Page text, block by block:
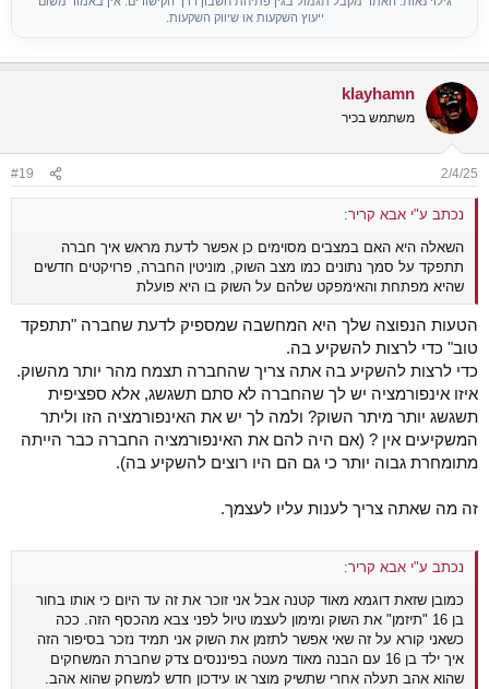
ייעוץ השקעות או שיווק השקעות.
klayhamn
משתמש בכיר
2/4/25
#19
נכתב ע"י אבא קריר:
השאלה היא האם במצבים מסוימים כן אפשר לדעת מראש איך חברה
תתפקד על סמך נתונים כמו מצב השוק, מוניטין החברה, פרויקטים חדשים
שהיא מפתחת והאימפקט שלהם על השוק בו היא פועלת
הטעות הנפוצה שלך היא המחשבה שמספיק לדעת שחברה "תתפקד
טוב" כדי לרצות להשקיע בה.
כדי לרצות להשקיע בה אתה צריך שהחברה תצמח מהר יותר מהשוק.
איזו אינפורמציה יש לך שהחברה לא סתם תשגשג, אלא ספציפית
תשגשג יותר מיתר השוק? ולמה לך יש את האינפורמציה הזו וליתר
המשקיעים אין ? (אם היה להם את האינפורמציה החברה כבר הייתה
מתומחרת גבוה יותר כי גם הם היו רוצים להשקיע בה).
זה מה שאתה צריך לענות עליו לעצמך.
נכתב ע"י אבא קריר:
כמובן שזאת דוגמא מאוד קטנה אבל אני זוכר את זה עד היום כי אותו בחור
בן 16 "תיזמן" את השוק ומימון לעצמו טיול לפני צבא מהכסף הזה. ככה
כשאני קורא על זה שאי אפשר לתזמן את השוק אני תמיד נזכר בסיפור הזה
איך ילד בן 16 עם הבנה מאוד מעטה בפיננסים צדק שחברת המשחקים
שהוא אהב תעלה אחרי שתשיק מוצר או עידכון חדש למשחק שהוא אהב.